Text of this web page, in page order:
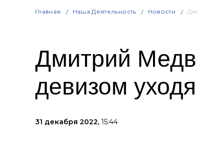
Главная Наша Деятельность Новости
Дмитрий
девизом
31 декабря 2022, 15:44